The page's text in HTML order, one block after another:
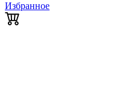
Избранное